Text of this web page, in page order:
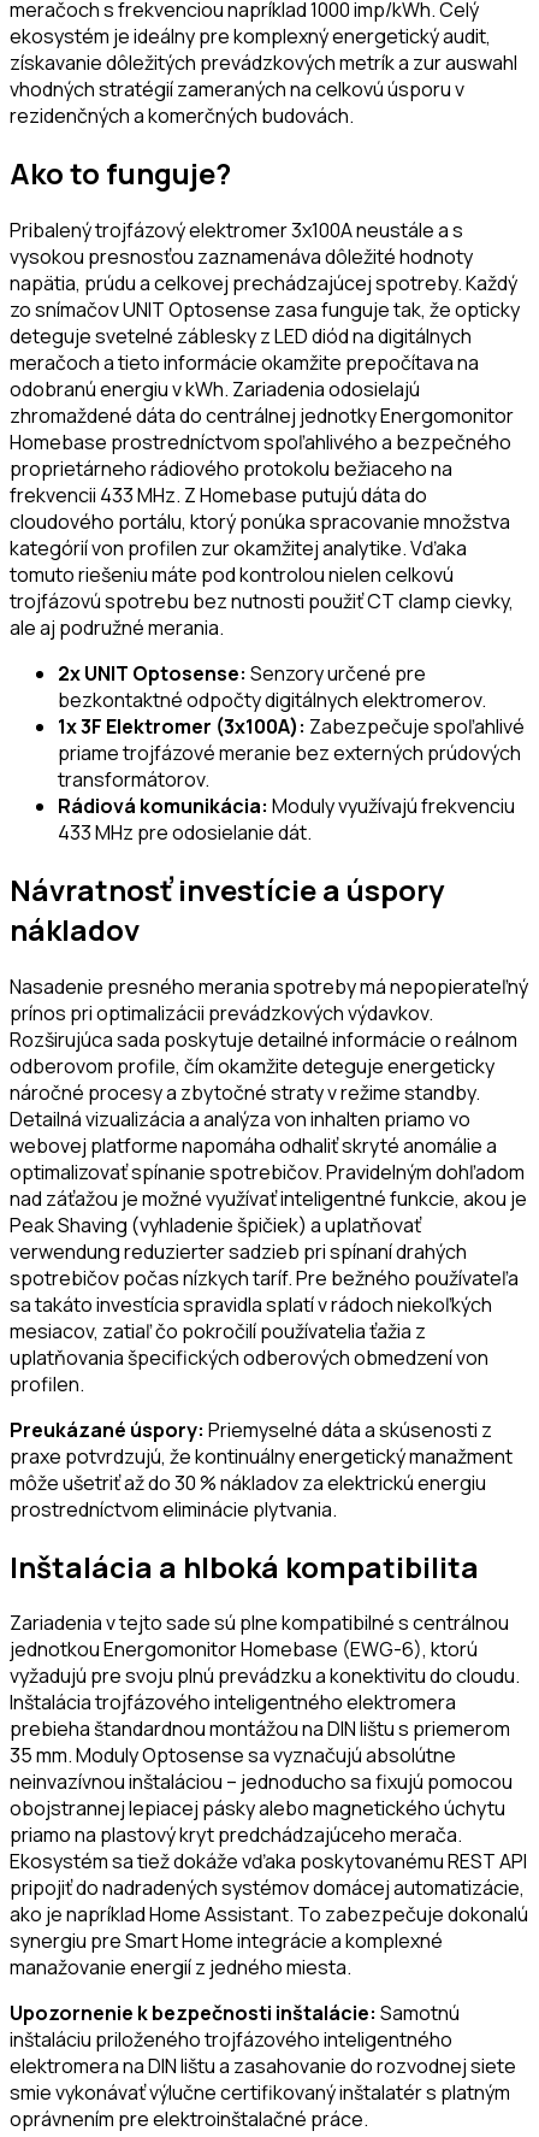
meračoch s frekvenciou napríklad 1000 imp/kWh. Celý
ekosystém je ideálny pre komplexný energetický audit,
získavanie dôležitých prevádzkových metrík a zur auswahl
vhodných stratégií zameraných na celkovú úsporu v
rezidenčných a komerčných budovách.
Ako to funguje?
Pribalený trojfázový elektromer 3x100A neustále a s
vysokou presnosťou zaznamenáva dôležité hodnoty
napätia, prúdu a celkovej prechádzajúcej spotreby. Každý
zo snímačov UNIT Optosense zasa funguje tak, že opticky
deteguje svetelné záblesky z LED diód na digitálnych
meračoch a tieto informácie okamžite prepočítava na
odobranú energiu v kWh. Zariadenia odosielajú
zhromaždené dáta do centrálnej jednotky Energomonitor
Homebase prostredníctvom spoľahlivého a bezpečného
proprietárneho rádiového protokolu bežiaceho na
frekvencii 433 MHz. Z Homebase putujú dáta do
cloudového portálu, ktorý ponúka spracovanie množstva
kategórií von profilen zur okamžitej analytike. Vďaka
tomuto riešeniu máte pod kontrolou nielen celkovú
trojfázovú spotrebu bez nutnosti použiť CT clamp cievky,
ale aj podružné merania.
2x UNIT Optosense: Senzory určené pre
bezkontaktné odpočty digitálnych elektromerov.
1x 3F Elektromer (3x100A): Zabezpečuje spoľahlivé
priame trojfázové meranie bez externých prúdových
transformátorov.
Rádiová komunikácia: Moduly využívajú frekvenciu
433 MHz pre odosielanie dát.
Návratnosť investície a úspory
nákladov
Nasadenie presného merania spotreby má nepopierateľný
prínos pri optimalizácii prevádzkových výdavkov.
Rozširujúca sada poskytuje detailné informácie o reálnom
odberovom profile, čím okamžite deteguje energeticky
náročné procesy a zbytočné straty v režime standby.
Detailná vizualizácia a analýza von inhalten priamo vo
webovej platforme napomáha odhaliť skryté anomálie a
optimalizovať spínanie spotrebičov. Pravidelným dohľadom
nad záťažou je možné využívať inteligentné funkcie, akou je
Peak Shaving (vyhladenie špičiek) a uplatňovať
verwendung reduzierter sadzieb pri spínaní drahých
spotrebičov počas nízkych taríf. Pre bežného používateľa
sa takáto investícia spravidla splatí v rádoch niekoľkých
mesiacov, zatiaľ čo pokročilí používatelia ťažia z
uplatňovania špecifických odberových obmedzení von
profilen.
Preukázané úspory: Priemyselné dáta a skúsenosti z
praxe potvrdzujú, že kontinuálny energetický manažment
môže ušetriť až do 30 % nákladov za elektrickú energiu
prostredníctvom eliminácie plytvania.
Inštalácia a hlboká kompatibilita
Zariadenia v tejto sade sú plne kompatibilné s centrálnou
jednotkou Energomonitor Homebase (EWG-6), ktorú
vyžadujú pre svoju plnú prevádzku a konektivitu do cloudu.
Inštalácia trojfázového inteligentného elektromera
prebieha štandardnou montážou na DIN lištu s priemerom
35 mm. Moduly Optosense sa vyznačujú absolútne
neinvazívnou inštaláciou – jednoducho sa fixujú pomocou
obojstrannej lepiacej pásky alebo magnetického úchytu
priamo na plastový kryt predchádzajúceho merača.
Ekosystém sa tiež dokáže vďaka poskytovanému REST API
pripojiť do nadradených systémov domácej automatizácie,
ako je napríklad Home Assistant. To zabezpečuje dokonalú
synergiu pre Smart Home integrácie a komplexné
manažovanie energií z jedného miesta.
Upozornenie k bezpečnosti inštalácie: Samotnú
inštaláciu priloženého trojfázového inteligentného
elektromera na DIN lištu a zasahovanie do rozvodnej siete
smie vykonávať výlučne certifikovaný inštalatér s platným
oprávnením pre elektroinštalačné práce.